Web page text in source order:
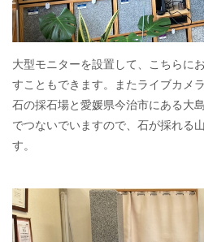
大型モニターを設置して、こちらに
すこともできます。またライブカメ
石の採石場と愛媛県今治市にある大
でつないでいますので、石が採れる
す。